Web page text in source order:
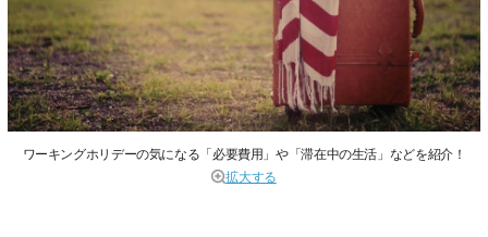
ワーキングホリデーの気になる「必要費用」や「滞在中の生活」などを紹介！
拡大する